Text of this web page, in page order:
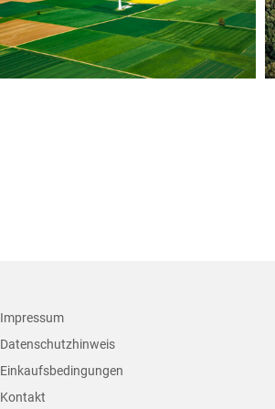
+
Impressum
Datenschutzhinweis
Einkaufsbedingungen
Kontakt